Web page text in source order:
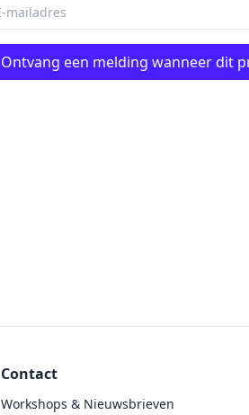
Ontvang een melding wanneer dit
Contact
Workshops & Nieuwsbrieven